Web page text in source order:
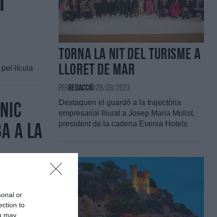
or
to
may
a la
Mar
Torna la Nit del Turisme a
Lloret de Mar
Per Redacció 28/09/2023
Destaquen el guardó a la trajectòria
empresarial lliurat a Josep Maria Molist,
president de la cadena Evenia Hotels